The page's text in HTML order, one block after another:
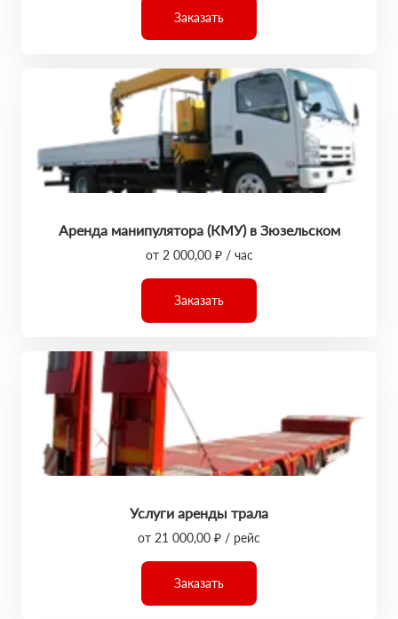
Заказать
Аренда манипулятора (КМУ) в Зюзельском
от 2 000,00 ₽ / час
Заказать
Услуги аренды трала
от 21 000,00 ₽ / рейс
Заказать